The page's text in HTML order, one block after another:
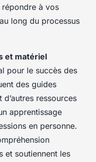
à vos
long du processus
et matériel
pour le succès des
des guides
ressources
apprentissage
en personne.
et soutiennent les